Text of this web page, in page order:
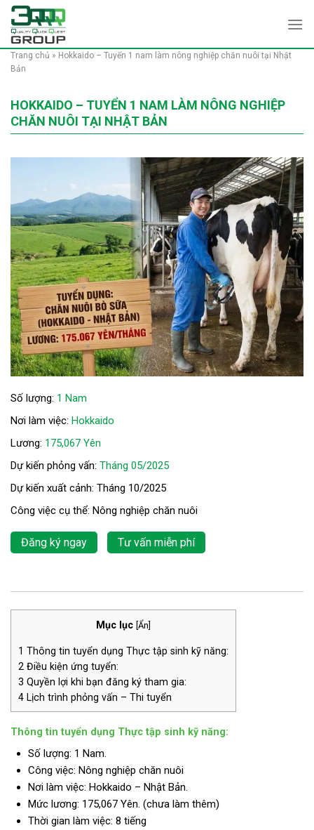
Skip
content
Trang chủ » Hokkaido – Tuyển 1 nam làm nông nghiệp chăn nuôi tại Nhật
Bản
HOKKAIDO – TUYỂN 1 NAM LÀM NÔNG NGHIỆP
CHĂN NUÔI TẠI NHẬT BẢN
Số lượng: 1 Nam
Nơi làm việc: Hokkaido
Lương: 175,067 Yên
Dự kiến phỏng vấn: Tháng 05/2025
Dự kiến xuất cảnh: Tháng 10/2025
Công việc cụ thể: Nông nghiệp chăn nuôi
Đăng ký ngay Tư vấn miễn phí
Mục lục Ẩn
1 Thông tin tuyển dụng Thực tập sinh kỹ năng:
2 Điều kiện ứng tuyển:
3 Quyền lợi khi bạn đăng ký tham gia:
4 Lịch trình phỏng vấn – Thi tuyển
Thông tin tuyển dụng Thực tập sinh kỹ năng:
Số lượng: 1 Nam.
Công việc: Nông nghiệp chăn nuôi
Nơi làm việc: Hokkaido – Nhật Bản.
Mức lương: 175,067 Yên. (chưa làm thêm)
Thời gian làm việc: 8 tiếng